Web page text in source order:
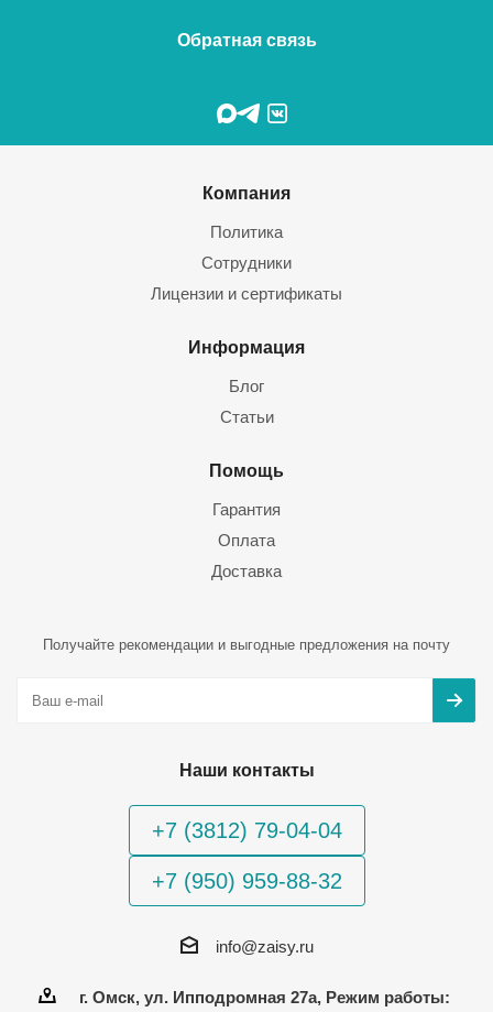
Обратная связь
Компания
Политика
Сотрудники
Лицензии и сертификаты
Информация
Блог
Статьи
Помощь
Гарантия
Оплата
Доставка
Получайте рекомендации и выгодные предложения на почту
Наши контакты
+7 (3812) 79-04-04
+7 (950) 959-88-32
info@zaisy.ru
г. Омск, ул. Ипподромная 27а, Режим работы: